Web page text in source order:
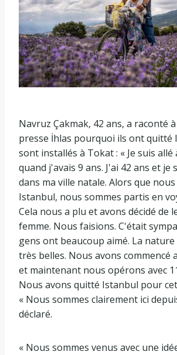
Navruz Çakmak, 42 ​​ans, a raconté
presse İhlas pourquoi ils ont quitté
sont installés à Tokat : « Je suis
quand j'avais 9 ans. J'ai 42 ans et je
dans ma ville natale. Alors que
Istanbul, nous sommes partis en
Cela nous a plu et avons décidé de
femme. Nous faisions. C'était
gens ont beaucoup aimé. La
très belles. Nous avons commencé
et maintenant nous opérons avec
Nous avons quitté Istanbul pour
« Nous sommes clairement ici
déclaré.
« Nous sommes venus avec une